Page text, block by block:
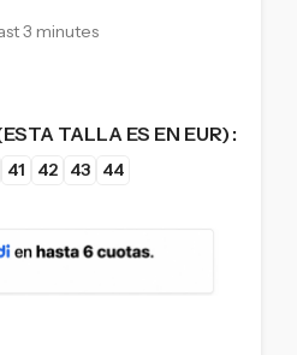
3 minutes
TALLA ES EN EUR)
41 42 43 44